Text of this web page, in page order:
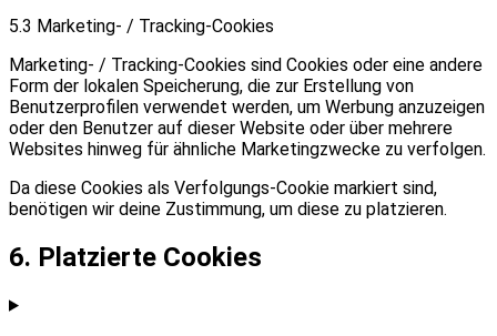
5.3 Marketing- / Tracking-Cookies
Marketing- / Tracking-Cookies sind Cookies oder eine andere
Form der lokalen Speicherung, die zur Erstellung von
Benutzerprofilen verwendet werden, um Werbung anzuzeigen
oder den Benutzer auf dieser Website oder über mehrere
Websites hinweg für ähnliche Marketingzwecke zu verfolgen.
Da diese Cookies als Verfolgungs-Cookie markiert sind,
benötigen wir deine Zustimmung, um diese zu platzieren.
6. Platzierte Cookies